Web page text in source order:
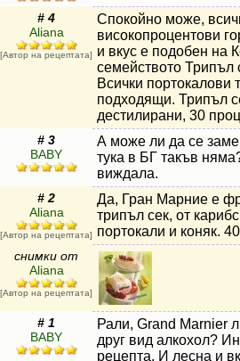
# 4
Aliana
[Автор на рецептата]
Спокойно може,
високопроцентови
и вкус е подобен на
семейството Трипъл
Всички портокалови
подходящи. Трипъл
дестилирани, 30
# 3
BABY
А може ли да се
тука в БГ такъв
виждала.
# 2
Aliana
[Автор на рецептата]
Да, Гран Марние е
трипъл сек, от
портокали и коняк.
снимки от
Aliana
[Автор на рецептата]
# 1
BABY
Рали, Grand Marnier
друг вид алкохол?
рецепта. И лесна и